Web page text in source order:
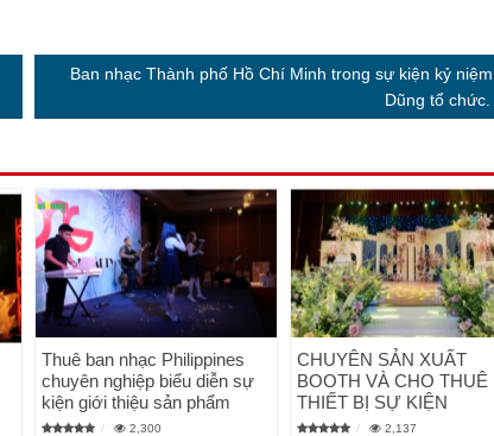
Ban nhạc Thành phố Hồ Chí Minh trong sự kiện kỷ
Dũng tổ chức.
Thuê ban nhạc Philippines
chuyên nghiệp biểu diễn sự
kiện giới thiệu sản phẩm
2,300
CHUYÊN SẢN XUẤT
BOOTH VÀ CHO THUÊ
THIẾT BỊ SỰ KIỆN
2,137